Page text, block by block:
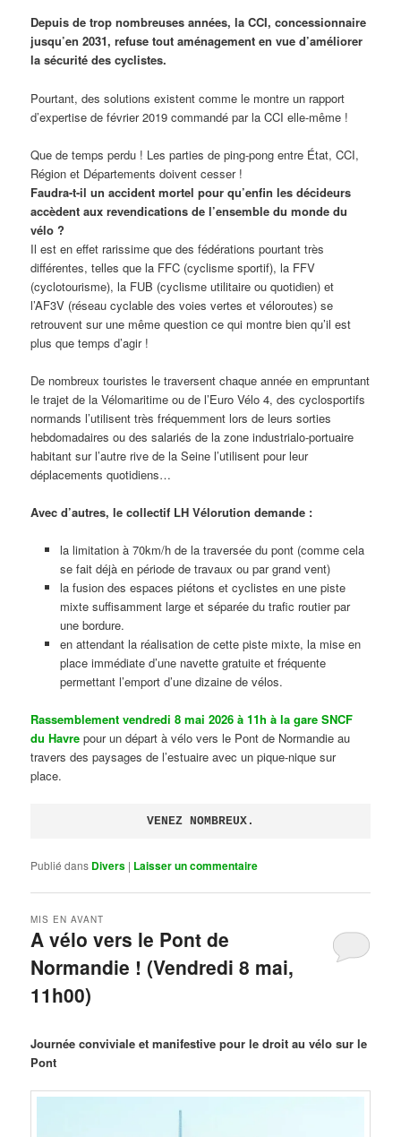
Depuis de trop nombreuses années, la CCI, concessionnaire
jusqu’en 2031, refuse tout aménagement en vue d’améliorer
la sécurité des cyclistes.
Pourtant, des solutions existent comme le montre un rapport
d’expertise de février 2019 commandé par la CCI elle-même !
Que de temps perdu ! Les parties de ping-pong entre État, CCI,
Région et Départements doivent cesser !
Faudra-t-il un accident mortel pour qu’enfin les décideurs
accèdent aux revendications de l’ensemble du monde du
vélo ?
Il est en effet rarissime que des fédérations pourtant très
différentes, telles que la FFC (cyclisme sportif), la FFV
(cyclotourisme), la FUB (cyclisme utilitaire ou quotidien) et
l’AF3V (réseau cyclable des voies vertes et véloroutes) se
retrouvent sur une même question ce qui montre bien qu’il est
plus que temps d’agir !
De nombreux touristes le traversent chaque année en empruntant
le trajet de la Vélomaritime ou de l’Euro Vélo 4, des cyclosportifs
normands l’utilisent très fréquemment lors de leurs sorties
hebdomadaires ou des salariés de la zone industrialo-portuaire
habitant sur l’autre rive de la Seine l’utilisent pour leur
déplacements quotidiens…
Avec d’autres, le collectif LH Vélorution demande :
la limitation à 70km/h de la traversée du pont (comme cela
se fait déjà en période de travaux ou par grand vent)
la fusion des espaces piétons et cyclistes en une piste
mixte suffisamment large et séparée du trafic routier par
une bordure.
en attendant la réalisation de cette piste mixte, la mise en
place immédiate d’une navette gratuite et fréquente
permettant l’emport d’une dizaine de vélos.
Rassemblement vendredi 8 mai 2026 à 11h à la gare SNCF
du Havre pour un départ à vélo vers le Pont de Normandie au
travers des paysages de l’estuaire avec un pique-nique sur
place.
VENEZ NOMBREUX.
Publié dans Divers | Laisser un commentaire
A vélo vers le Pont de
Normandie ! (Vendredi 8 mai,
11h00)
MIS EN AVANT
Journée conviviale et manifestive pour le droit au vélo sur le
Pont